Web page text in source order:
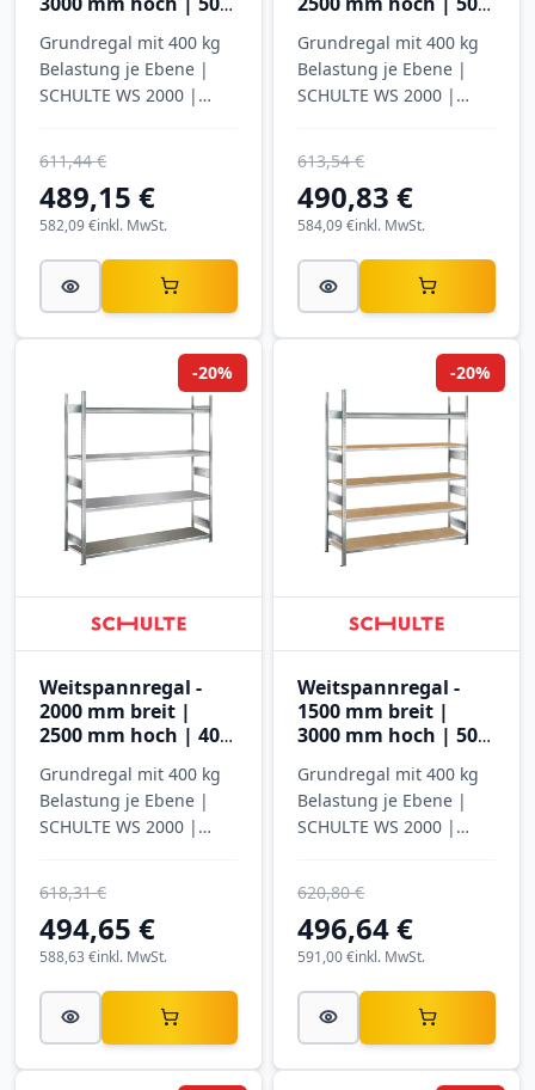
mit Stahlböden
Grundregal mit 400 kg
Belastung je Ebene |
SCHULTE WS 2000 |
489,15 €
611,44 €
inkl. MwSt.
582,09 €
mit Spanplatten
Grundregal mit 400 kg
Belastung je Ebene |
SCHULTE WS 2000 |
490,83 €
613,54 €
inkl. MwSt.
584,09 €
Weitspannregal -
2000 mm breit |
2500 mm hoch | 400
mit Stahlböden
Grundregal mit 400 kg
Belastung je Ebene |
SCHULTE WS 2000 |
494,65 €
618,31 €
-20%
inkl. MwSt.
588,63 €
Weitspannregal -
1500 mm breit |
3000 mm hoch | 500
mit Spanplatten
Grundregal mit 400 kg
Belastung je Ebene |
SCHULTE WS 2000 |
496,64 €
620,80 €
-20%
inkl. MwSt.
591,00 €